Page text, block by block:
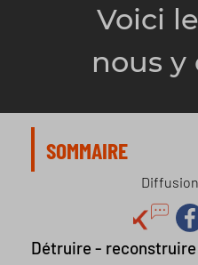
Voici
nous y
SOMMAIRE
Détruire - reconstruire